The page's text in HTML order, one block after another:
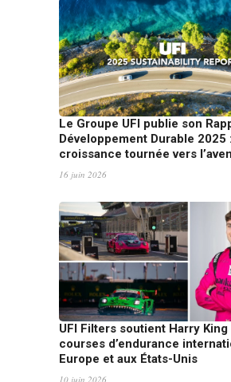
Le Groupe UFI publie son
Développement Durable 2025
croissance tournée vers
16 juin 2026
UFI Filters soutient Harry King
courses d’endurance
Europe et aux États-Unis
10 juin 2026